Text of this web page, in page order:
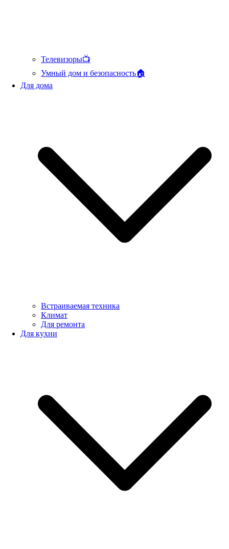
Телевизоры📺
Умный дом и безопасность🏠
Для дома
Встраиваемая техника
Климат
Для ремонта
Для кухни